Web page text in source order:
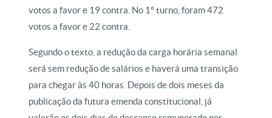
votos a favor e 19 contra. No 1º turno, foram 472
votos a favor e 22 contra.
Segundo o texto, a redução da carga horária semanal
será sem redução de salários e haverá uma transição
para chegar às 40 horas. Depois de dois meses da
publicação da futura emenda constitucional, já